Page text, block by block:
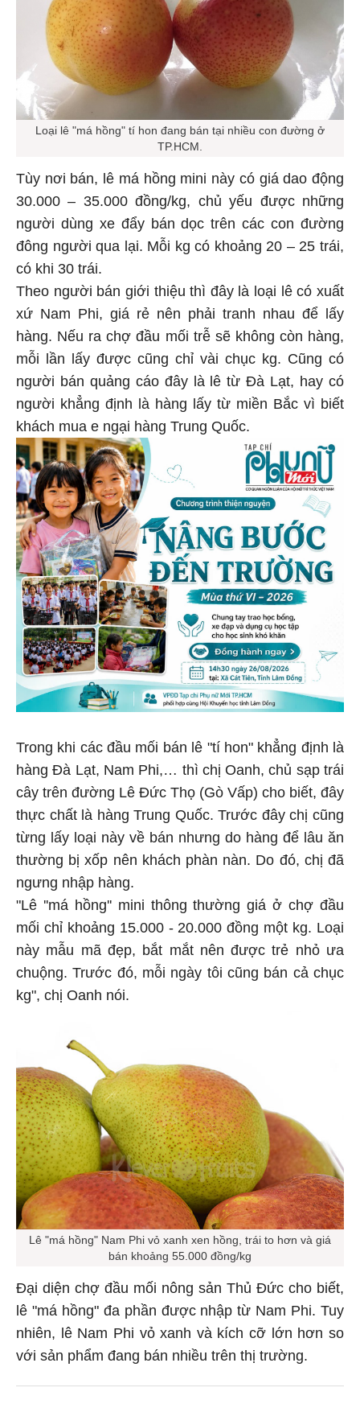
Loại lê "má hồng" tí hon đang bán tại nhiều con đường ở
TP.HCM.
Tùy nơi bán, lê má hồng mini này có giá dao động
30.000 – 35.000 đồng/kg, chủ yếu được những
người dùng xe đẩy bán dọc trên các con đường
đông người qua lại. Mỗi kg có khoảng 20 – 25 trái,
có khi 30 trái.
Theo người bán giới thiệu thì đây là loại lê có xuất
xứ Nam Phi, giá rẻ nên phải tranh nhau để lấy
hàng. Nếu ra chợ đầu mối trễ sẽ không còn hàng,
mỗi lần lấy được cũng chỉ vài chục kg. Cũng có
người bán quảng cáo đây là lê từ Đà Lạt, hay có
người khẳng định là hàng lấy từ miền Bắc vì biết
khách mua e ngại hàng Trung Quốc.
Trong khi các đầu mối bán lê "tí hon" khẳng định là
hàng Đà Lạt, Nam Phi,… thì chị Oanh, chủ sạp trái
cây trên đường Lê Đức Thọ (Gò Vấp) cho biết, đây
thực chất là hàng Trung Quốc. Trước đây chị cũng
từng lấy loại này về bán nhưng do hàng để lâu ăn
thường bị xốp nên khách phàn nàn. Do đó, chị đã
ngưng nhập hàng.
"Lê ''má hồng'' mini thông thường giá ở chợ đầu
mối chỉ khoảng 15.000 - 20.000 đồng một kg. Loại
này mẫu mã đẹp, bắt mắt nên được trẻ nhỏ ưa
chuộng. Trước đó, mỗi ngày tôi cũng bán cả chục
kg", chị Oanh nói.
Lê "má hồng" Nam Phi vỏ xanh xen hồng, trái to hơn và giá
bán khoảng 55.000 đồng/kg
Đại diện chợ đầu mối nông sản Thủ Đức cho biết,
lê "má hồng" đa phần được nhập từ Nam Phi. Tuy
nhiên, lê Nam Phi vỏ xanh và kích cỡ lớn hơn so
với sản phẩm đang bán nhiều trên thị trường.